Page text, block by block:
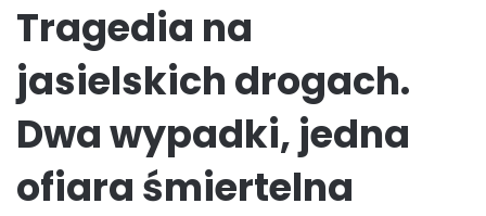
Tragedia na
jasielskich drogach.
Dwa wypadki, jedna
ofiara śmiertelna